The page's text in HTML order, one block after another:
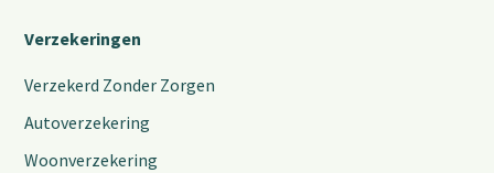
Verzekeringen
Verzekerd Zonder Zorgen
Autoverzekering
Woonverzekering